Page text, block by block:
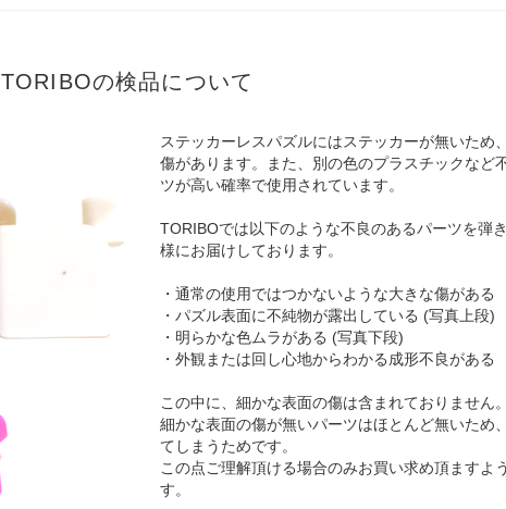
TORIBOの検品について
ステッカーレスパズルにはステッカーが無いため
傷があります。また、別の色のプラスチックなど
ツが高い確率で使用されています。
TORIBOでは以下のような不良のあるパーツを弾
様にお届けしております。
・通常の使用ではつかないような大きな傷がある
・パズル表面に不純物が露出している (写真上段)
・明らかな色ムラがある (写真下段)
・外観または回し心地からわかる成形不良がある
この中に、細かな表面の傷は含まれておりません。
細かな表面の傷が無いパーツはほとんど無いため
てしまうためです。
この点ご理解頂ける場合のみお買い求め頂ますよ
す。